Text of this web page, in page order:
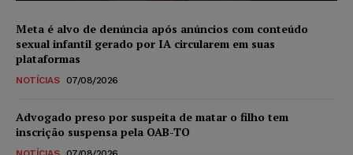
Meta é alvo de denúncia após anúncios com conteúdo
sexual infantil gerado por IA circularem em suas
plataformas
NOTÍCIAS 07/08/2026
Advogado preso por suspeita de matar o filho tem
inscrição suspensa pela OAB-TO